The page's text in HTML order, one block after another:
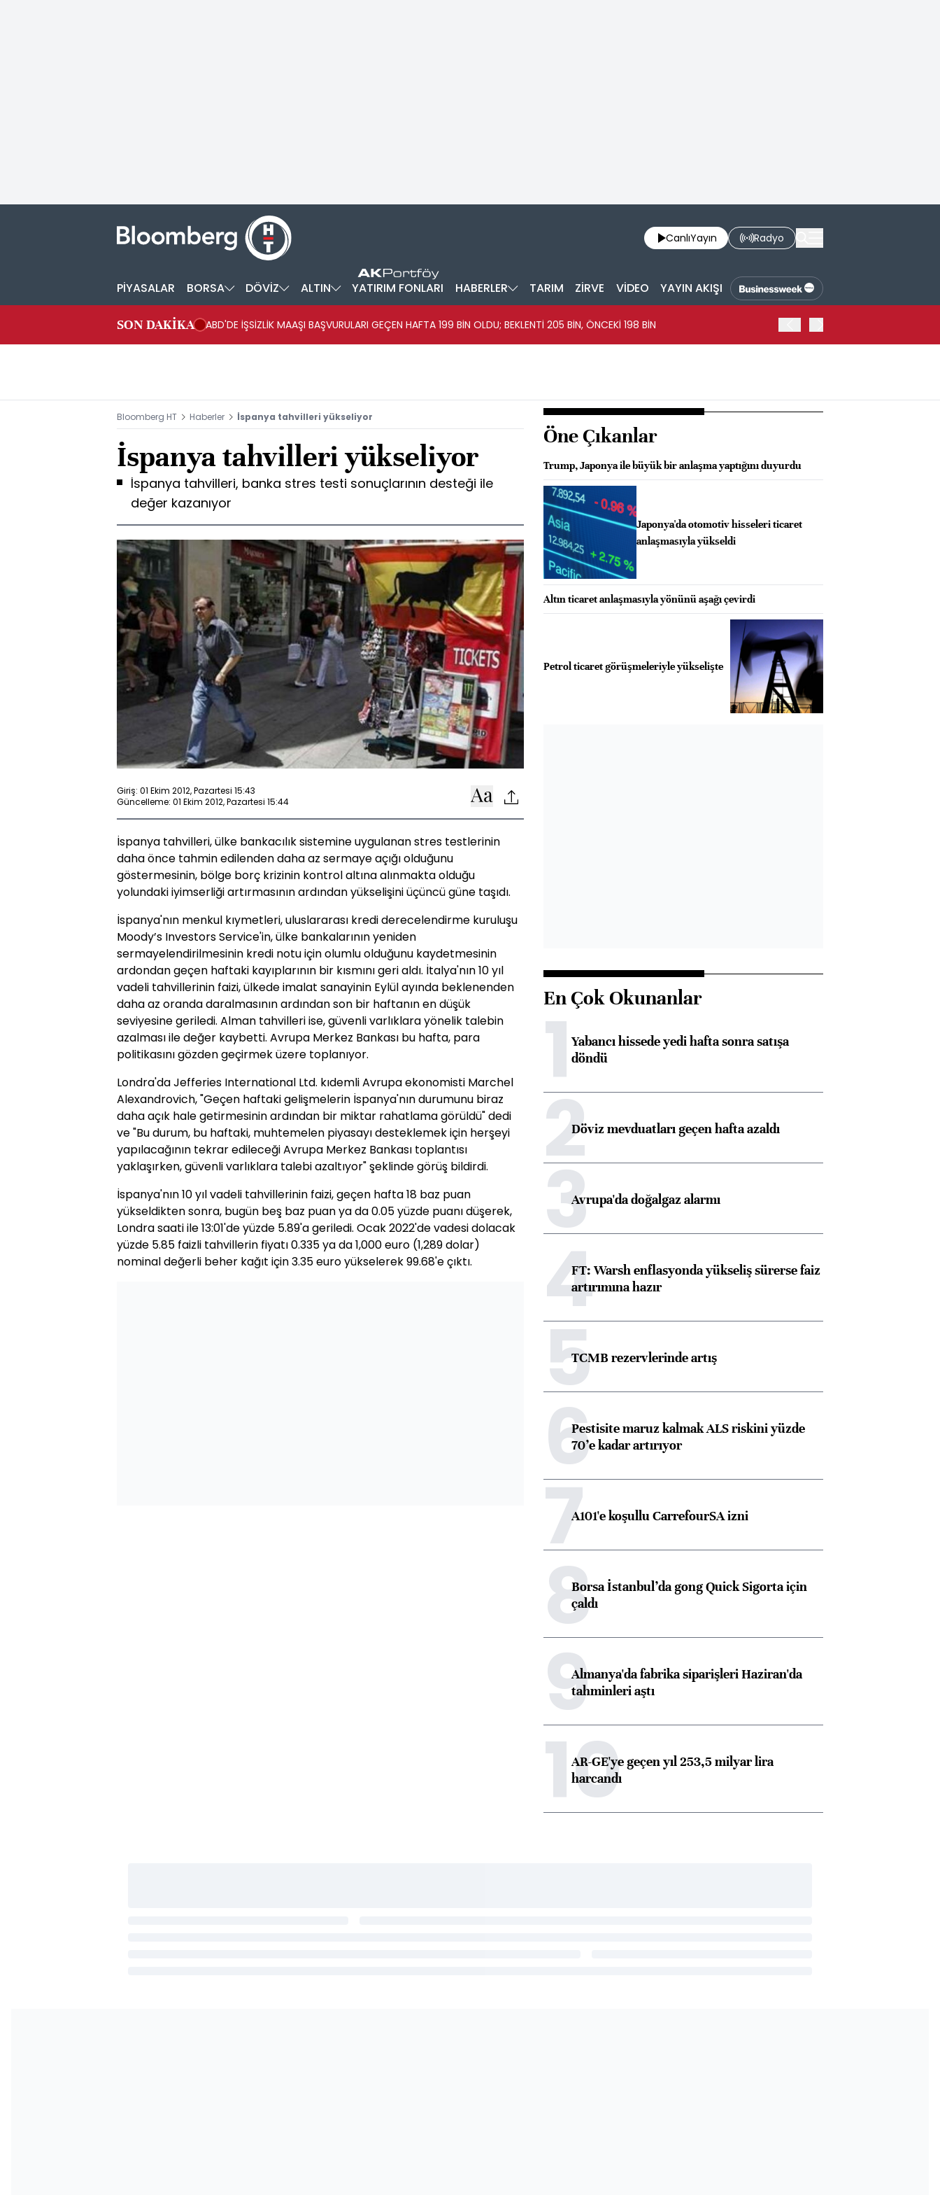
CanlıYayın Radyo
PİYASALAR BORSA DÖVİZ ALTIN YATIRIM FONLARI HABERLER TARIM ZİRVE VİDEO YAYIN AKIŞI
SON DAKİKA ABD'DE İŞSİZLİK MAAŞI BAŞVURULARI GEÇEN HAFTA 199 BİN OLDU; BEKLENTİ 205 BİN, ÖNCEKİ 198 BİN
Bloomberg HT Haberler İspanya tahvilleri yükseliyor
İspanya tahvilleri yükseliyor
İspanya tahvilleri, banka stres testi sonuçlarının desteği ile
değer kazanıyor
Giriş: 01 Ekim 2012, Pazartesi 15:43
Güncelleme: 01 Ekim 2012, Pazartesi 15:44
İspanya tahvilleri, ülke bankacılık sistemine uygulanan stres testlerinin
daha önce tahmin edilenden daha az sermaye açığı olduğunu
göstermesinin, bölge borç krizinin kontrol altına alınmakta olduğu
yolundaki iyimserliği artırmasının ardından yükselişini üçüncü güne taşıdı.
İspanya'nın menkul kıymetleri, uluslararası kredi derecelendirme kuruluşu
Moody’s Investors Service'in, ülke bankalarının yeniden
sermayelendirilmesinin kredi notu için olumlu olduğunu kaydetmesinin
ardondan geçen haftaki kayıplarının bir kısmını geri aldı. İtalya'nın 10 yıl
vadeli tahvillerinin faizi, ülkede imalat sanayinin Eylül ayında beklenenden
daha az oranda daralmasının ardından son bir haftanın en düşük
seviyesine geriledi. Alman tahvilleri ise, güvenli varlıklara yönelik talebin
azalması ile değer kaybetti. Avrupa Merkez Bankası bu hafta, para
politikasını gözden geçirmek üzere toplanıyor.
Londra'da Jefferies International Ltd. kıdemli Avrupa ekonomisti Marchel
Alexandrovich, "Geçen haftaki gelişmelerin İspanya'nın durumunu biraz
daha açık hale getirmesinin ardından bir miktar rahatlama görüldü" dedi
ve "Bu durum, bu haftaki, muhtemelen piyasayı desteklemek için herşeyi
yapılacağının tekrar edileceği Avrupa Merkez Bankası toplantısı
yaklaşırken, güvenli varlıklara talebi azaltıyor" şeklinde görüş bildirdi.
İspanya'nın 10 yıl vadeli tahvillerinin faizi, geçen hafta 18 baz puan
yükseldikten sonra, bugün beş baz puan ya da 0.05 yüzde puanı düşerek,
Londra saati ile 13:01'de yüzde 5.89'a geriledi. Ocak 2022'de vadesi dolacak
yüzde 5.85 faizli tahvillerin fiyatı 0.335 ya da 1,000 euro (1,289 dolar)
nominal değerli beher kağıt için 3.35 euro yükselerek 99.68'e çıktı.
Öne Çıkanlar
Trump, Japonya ile büyük bir anlaşma yaptığını duyurdu
Japonya'da otomotiv hisseleri ticaret
anlaşmasıyla yükseldi
Altın ticaret anlaşmasıyla yönünü aşağı çevirdi
Petrol ticaret görüşmeleriyle yükselişte
En Çok Okunanlar
1Yabancı hissede yedi hafta sonra satışa
döndü
2Döviz mevduatları geçen hafta azaldı
3Avrupa'da doğalgaz alarmı
4FT: Warsh enflasyonda yükseliş sürerse faiz
artırımına hazır
5TCMB rezervlerinde artış
6Pestisite maruz kalmak ALS riskini yüzde
70’e kadar artırıyor
7A101'e koşullu CarrefourSA izni
8Borsa İstanbul’da gong Quick Sigorta için
çaldı
9Almanya'da fabrika siparişleri Haziran'da
tahminleri aştı
10
AR-GE'ye geçen yıl 253,5 milyar lira
harcandı